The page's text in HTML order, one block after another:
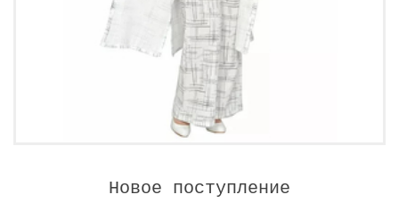
Новое поступление